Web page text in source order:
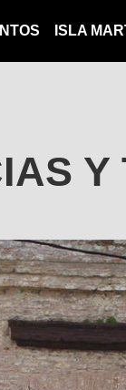
ISLA
Y